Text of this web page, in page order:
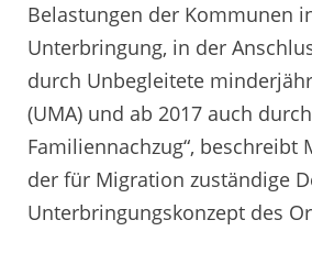
Belastungen der Kommunen
Unterbringung, in der
durch Unbegleitete
(UMA) und ab 2017 auch
Familiennachzug“, beschreibt
der für Migration zuständige
Unterbringungskonzept des